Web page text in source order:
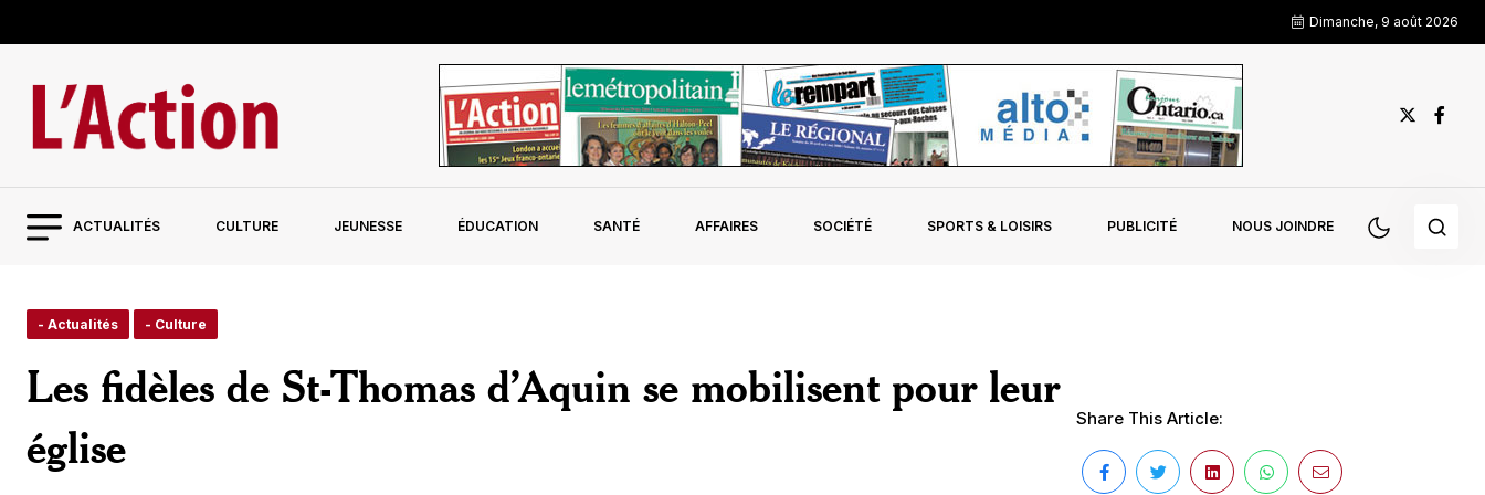
Dimanche, 9 août 2026
ACTUALITÉS CULTURE JEUNESSE ÉDUCATION SANTÉ AFFAIRES SOCIÉTÉ SPORTS & LOISIRS PUBLICITÉ NOUS JOINDRE
- Actualités - Culture
Les fidèles de St-Thomas d’Aquin se mobilisent pour leur
église
Share This Article: